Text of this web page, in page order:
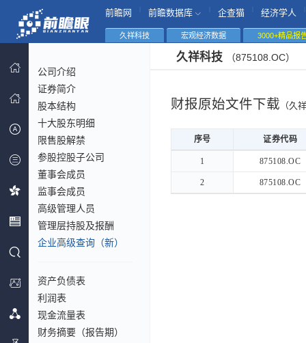
前瞻网 前瞻数据库 企查猫 经济学人
久祥科技 宏观经济数据 3000+精品报
公司介绍
证券简介
股本结构
十大股东明细
限售股解禁
参股控股子公司
董事会成员
监事会成员
高级管理人员
管理层持股及报酬
企业高级查询（新）
资产负债表
利润表
现金流量表
财务摘要（报告期）
久祥科技 （875108.OC）
财报原始文件下载 （久
序号
证券代码
序号
证券代码
1 875108.OC
2 875108.OC
序号
1
2